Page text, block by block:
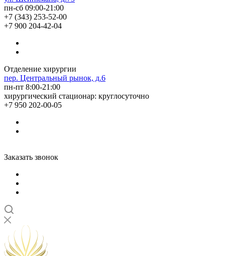
пн-сб 09:00-21:00
+7 (343) 253-52-00
+7 900 204-42-04
Отделение хирургии
пер. Центральный рынок, д.6
пн-пт 8:00-21:00
хирургический стационар: круглосуточно
+7 950 202-00-05
Заказать звонок